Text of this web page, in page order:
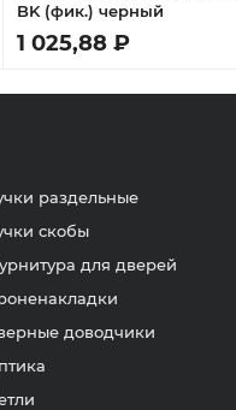
BK (фик.) черный
1 025,88 ₽
раздельные
скобы
для дверей
доводчики